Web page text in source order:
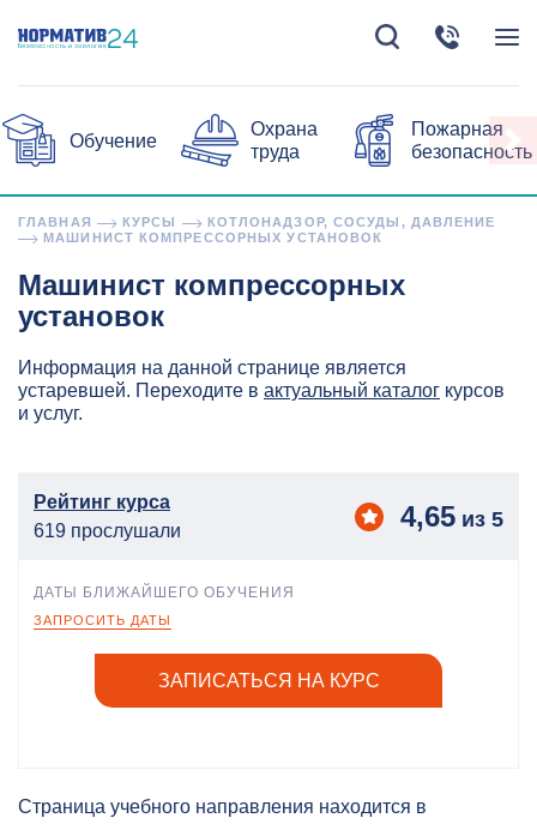
Обучение
Охрана
труда
Пожарная
безопасность
ГЛАВНАЯ КУРСЫ
КОТЛОНАДЗОР, СОСУДЫ, ДАВЛЕНИЕ
МАШИНИСТ КОМПРЕССОРНЫХ УСТАНОВОК
Машинист компрессорных
установок
Информация на данной странице является
устаревшей. Переходите в актуальный каталог курсов
и услуг.
Рейтинг курса
619 прослушали
4,65 из 5
ДАТЫ БЛИЖАЙШЕГО ОБУЧЕНИЯ
ЗАПРОСИТЬ ДАТЫ
ЗАПИСАТЬСЯ НА КУРС
Страница учебного направления находится в